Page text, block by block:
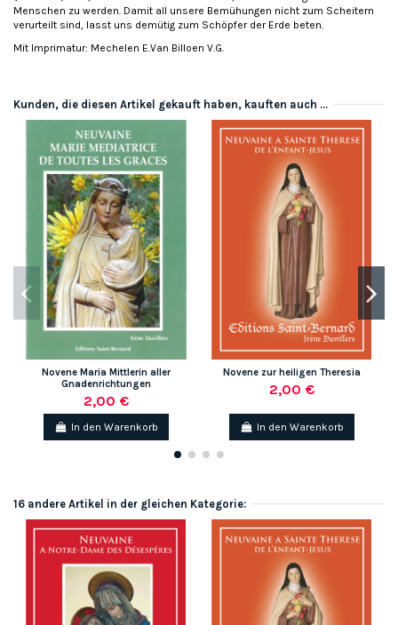
Menschen zu werden. Damit all unsere Bemühungen nicht zum Scheitern
verurteilt sind, lasst uns demütig zum Schöpfer der Erde beten.
Mit Imprimatur: Mechelen E.Van Billoen V.G.
Kunden, die diesen Artikel gekauft haben, kauften auch ...
Novene Maria Mittlerin aller
Gnadenrichtungen
2,00 €
In den Warenkorb
Novene zur heiligen Theresia
2,00 €
In den Warenkorb
16 andere Artikel in der gleichen Kategorie: